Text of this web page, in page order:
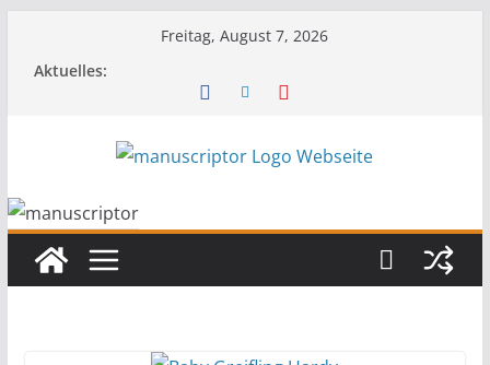
Freitag, August 7, 2026
Aktuelles: